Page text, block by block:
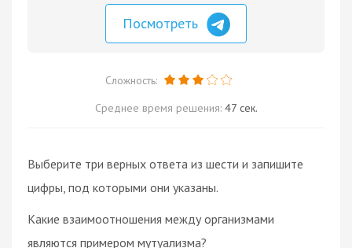
Посмотреть
Сложность:
Среднее время решения: 47 сек.
Выберите три верных ответа из шести и запишите
цифры, под которыми они указаны.
Какие взаимоотношения между организмами
являются примером мутуализма?